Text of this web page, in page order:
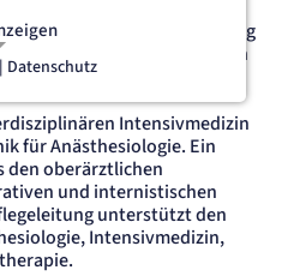
Behandlung
mit der Zusatzqualifikation
Intensivmedizin
für Anästhesiologie. Ein
den oberärztlichen
und internistischen
unterstützt den
Intensivmedizin,
und sind für
der Website
| Datenschutz